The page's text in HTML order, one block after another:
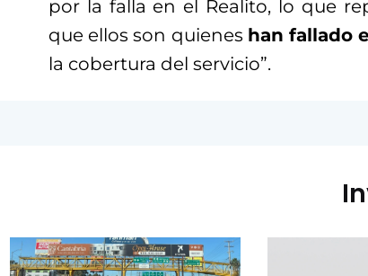
por la falla en el Realito, lo que
que ellos son quienes han fallado
la cobertura del servicio”.